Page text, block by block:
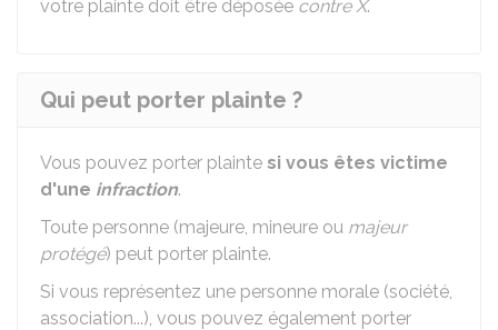
votre plainte doit être déposée contre X.
Qui peut porter plainte ?
Vous pouvez porter plainte si vous êtes victime
d'une infraction.
Toute personne (majeure, mineure ou majeur
protégé) peut porter plainte.
Si vous représentez une personne morale (société,
association...), vous pouvez également porter